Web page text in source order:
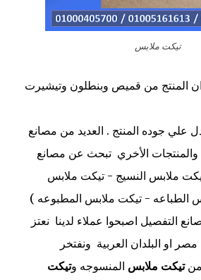
تيكت ملابس
المنتج من قميص وبنطلون وتيشيرت
علي جوده المنتج . العديد من مصانع
الأخري تبحث عن مصانع
ملابس النسيج - تيكت ملابس
الطباعه - تيكت ملابس المطبوعه )
التفصيل اصبحوا عملاء لدينا نعتز
او البلدان العربية ونفتخر
منتيكت ملابس المنسوجه وتيكت